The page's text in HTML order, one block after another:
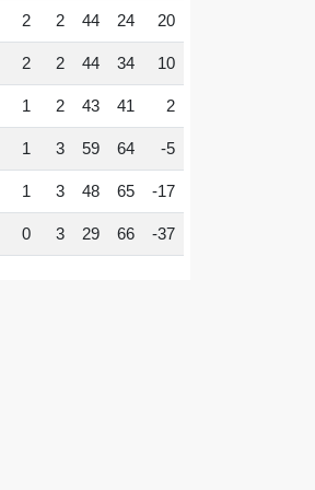
2 2 44 24 20
2 2 44 34 10
1 2 43 41 2
1 3 59 64 -5
1 3 48 65 -17
0 3 29 66 -37